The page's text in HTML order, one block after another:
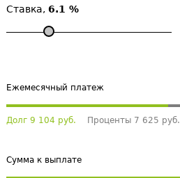
Ставка, 6.1 %
Ежемесячный платеж
Долг 9 104 руб. Проценты 7 625 руб.
Сумма к выплате